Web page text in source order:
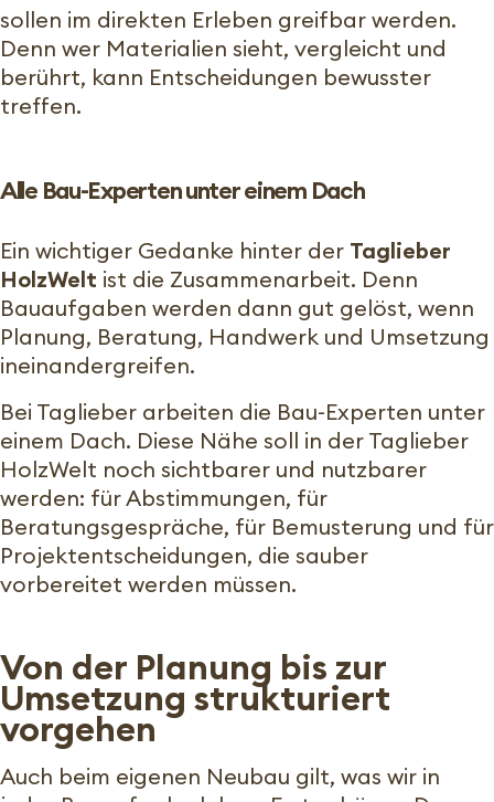
sollen im direkten Erleben greifbar werden.
Denn wer Materialien sieht, vergleicht und
berührt, kann Entscheidungen bewusster
treffen.
Alle Bau-Experten unter einem Dach
Ein wichtiger Gedanke hinter der Taglieber
HolzWelt ist die Zusammenarbeit. Denn
Bauaufgaben werden dann gut gelöst, wenn
Planung, Beratung, Handwerk und Umsetzung
ineinandergreifen.
Bei Taglieber arbeiten die Bau-Experten unter
einem Dach. Diese Nähe soll in der Taglieber
HolzWelt noch sichtbarer und nutzbarer
werden: für Abstimmungen, für
Beratungsgespräche, für Bemusterung und für
Projektentscheidungen, die sauber
vorbereitet werden müssen.
Von der Planung bis zur
Umsetzung strukturiert
vorgehen
Auch beim eigenen Neubau gilt, was wir in